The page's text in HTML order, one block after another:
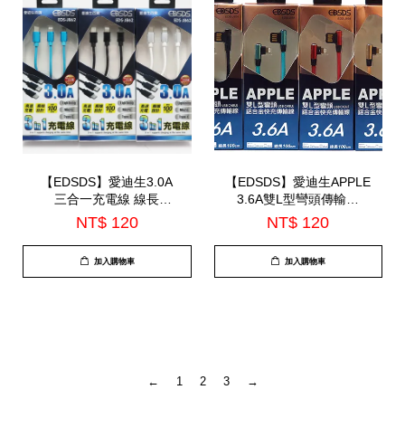
【EDSDS】愛迪生3.0A
三合一充電線 線長
90cm(EDS-J862)
NT$ 120
加入購物車
【EDSDS】愛迪生APPLE
3.6A雙L型彎頭傳輸線
100CM(EDS-J854)
NT$ 120
加入購物車
← 1 2 3 →